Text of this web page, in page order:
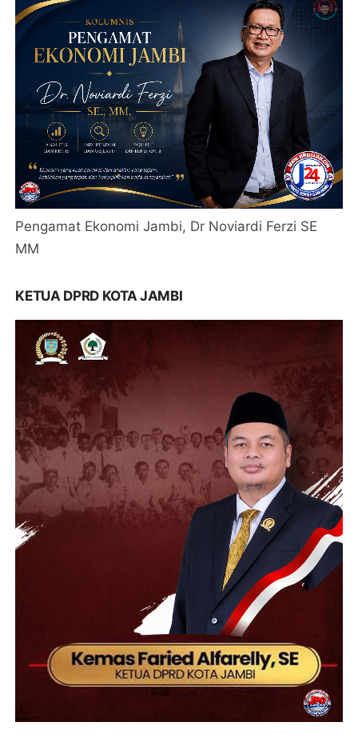
Pengamat Ekonomi Jambi, Dr Noviardi Ferzi SE
MM
KETUA DPRD KOTA JAMBI